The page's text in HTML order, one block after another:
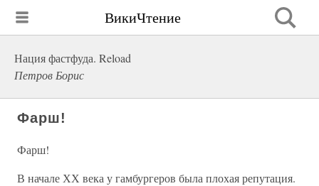
ВикиЧтение
Нация фастфуда. Reload
Петров Борис
Фарш!
Фарш!
В начале ХХ века у гамбургеров была плохая репутация.